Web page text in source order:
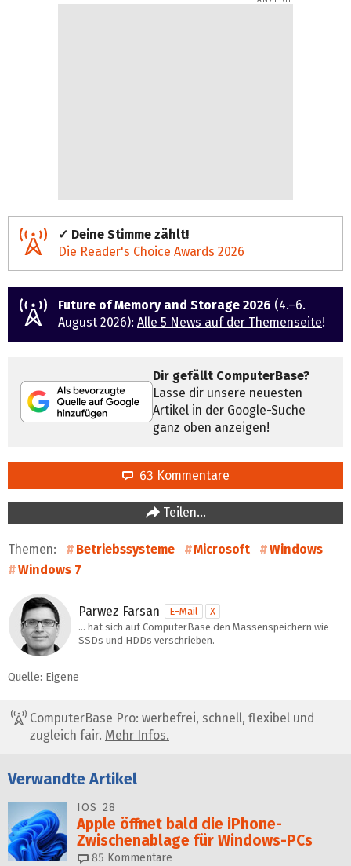
✓ Deine Stimme zählt!
Die Reader's Choice Awards 2026
Future of Memory and Storage 2026 (4.–6.
August 2026): Alle 5 News auf der Themenseite!
Dir gefällt ComputerBase?
Lasse dir unsere neuesten
Artikel in der Google-Suche
ganz oben anzeigen!
63 Kommentare
Teilen…
Themen: Betriebssysteme Microsoft
Windows
Windows 7
Parwez Farsan E-Mail
X
… hat sich auf ComputerBase den Massenspeichern wie
SSDs und HDDs verschrieben.
Quelle: Eigene
ComputerBase Pro: werbefrei, schnell, flexibel und
zugleich fair. Mehr Infos.
Verwandte Artikel
IOS 28
Apple öffnet bald die iPhone-
Zwischenablage für Windows-PCs
85 Kommentare